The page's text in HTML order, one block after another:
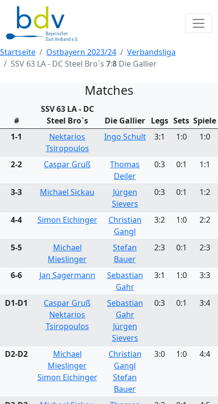
Startseite Ostbayern 2023/24
Verbandsliga
SSV 63 LA - DC Steel Bro`s 7:8 Die Gallier
Matches
#
SSV 63 LA - DC
Steel Bro`s
Die Gallier Legs Sets Spiele
1-1
Nektarios
Tsiropoulos
Ingo Schult 3:1 1:0 1:0
2-2 Caspar Gruß
Thomas
Deiler
0:3 0:1 1:1
3-3 Michael Sickau
Jürgen
Sievers
0:3 0:1 1:2
4-4 Simon Eichinger
Christian
Gangl
3:2 1:0 2:2
5-5
Michael
Mieslinger
Stefan
Bauer
2:3 0:1 2:3
6-6 Jan Sagermann
Sebastian
Gahr
3:1 1:0 3:3
D1-D1
Caspar Gruß
Nektarios
Tsiropoulos
Sebastian
Gahr
Jürgen
Sievers
0:3 0:1 3:4
D2-D2
Michael
Mieslinger
Simon Eichinger
Christian
Gangl
Stefan
Bauer
3:0 1:0 4:4